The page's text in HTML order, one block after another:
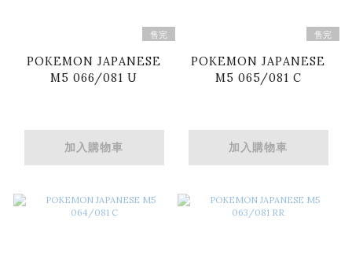
售完
POKEMON JAPANESE
M5 066/081 U
加入購物車
售完
POKEMON JAPANESE
M5 065/081 C
加入購物車